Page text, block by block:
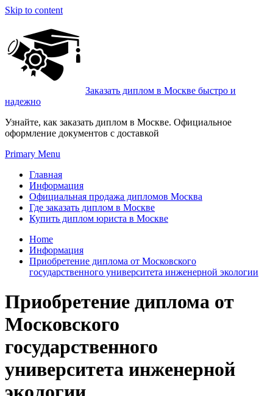
Skip to content
Заказать диплом в Москве быстро и
надежно
Узнайте, как заказать диплом в Москве. Официальное
оформление документов с доставкой
Primary Menu
Главная
Информация
Официальная продажа дипломов Москва
Где заказать диплом в Москве
Купить диплом юриста в Москве
Home
Информация
Приобретение диплома от Московского
государственного университета инженерной экологии
Приобретение диплома от
Московского
государственного
университета инженерной